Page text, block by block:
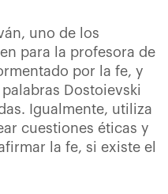
uno de los
para la profesora de
por la fe, y
Dostoievski
Igualmente, utiliza
cuestiones éticas y
la fe, si existe el